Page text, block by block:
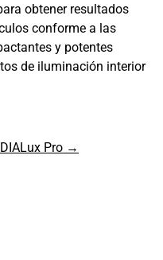
obtener resultados
conforme a las
y potentes
de iluminación interior
DIALux Pro →